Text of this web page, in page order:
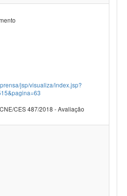
jsp/visualiza/index.jsp?
CES 487/2018 - Avaliação